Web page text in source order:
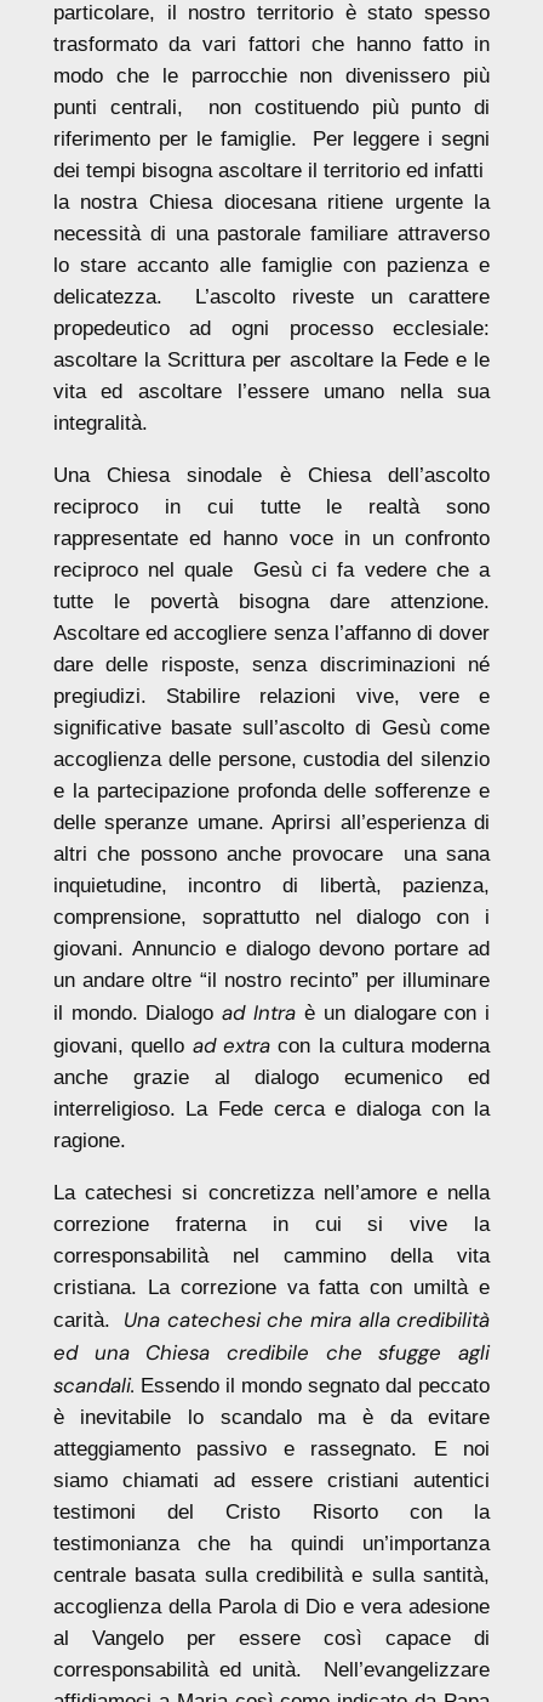
particolare, il nostro territorio è stato spesso
trasformato da vari fattori che hanno fatto in
modo che le parrocchie non divenissero più
punti centrali, non costituendo più punto di
riferimento per le famiglie. Per leggere i segni
dei tempi bisogna ascoltare il territorio ed infatti
la nostra Chiesa diocesana ritiene urgente la
necessità di una pastorale familiare attraverso
lo stare accanto alle famiglie con pazienza e
delicatezza. L’ascolto riveste un carattere
propedeutico ad ogni processo ecclesiale:
ascoltare la Scrittura per ascoltare la Fede e le
vita ed ascoltare l’essere umano nella sua
integralità.
Una Chiesa sinodale è Chiesa dell’ascolto
reciproco in cui tutte le realtà sono
rappresentate ed hanno voce in un confronto
reciproco nel quale Gesù ci fa vedere che a
tutte le povertà bisogna dare attenzione.
Ascoltare ed accogliere senza l’affanno di dover
dare delle risposte, senza discriminazioni né
pregiudizi. Stabilire relazioni vive, vere e
significative basate sull’ascolto di Gesù come
accoglienza delle persone, custodia del silenzio
e la partecipazione profonda delle sofferenze e
delle speranze umane. Aprirsi all’esperienza di
altri che possono anche provocare una sana
inquietudine, incontro di libertà, pazienza,
comprensione, soprattutto nel dialogo con i
giovani. Annuncio e dialogo devono portare ad
un andare oltre “il nostro recinto” per illuminare
il mondo. Dialogoad Intra è un dialogare con i
giovani, quello ad extracon la cultura moderna
anche grazie al dialogo ecumenico ed
interreligioso. La Fede cerca e dialoga con la
ragione.
La catechesi si concretizza nell’amore e nella
correzione fraterna in cui si vive la
corresponsabilità nel cammino della vita
cristiana. La correzione va fatta con umiltà e
carità. Una catechesi che mira alla credibilità
ed una Chiesa credibile che sfugge agli
scandali. Essendo il mondo segnato dal peccato
è inevitabile lo scandalo ma è da evitare
atteggiamento passivo e rassegnato. E noi
siamo chiamati ad essere cristiani autentici
testimoni del Cristo Risorto con la
testimonianza che ha quindi un’importanza
centrale basata sulla credibilità e sulla santità,
accoglienza della Parola di Dio e vera adesione
al Vangelo per essere così capace di
corresponsabilità ed unità. Nell’evangelizzare